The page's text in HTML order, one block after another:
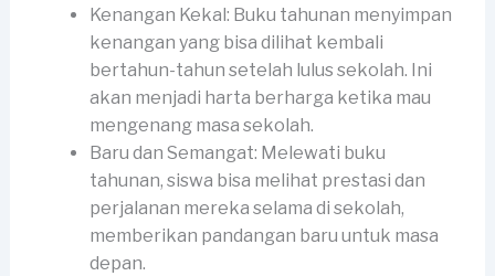
Kenangan Kekal: Buku tahunan menyimpan
kenangan yang bisa dilihat kembali
bertahun-tahun setelah lulus sekolah. Ini
akan menjadi harta berharga ketika mau
mengenang masa sekolah.
Baru dan Semangat: Melewati buku
tahunan, siswa bisa melihat prestasi dan
perjalanan mereka selama di sekolah,
memberikan pandangan baru untuk masa
depan.